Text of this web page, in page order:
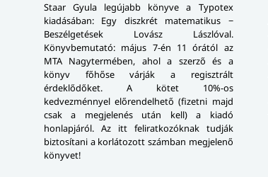
Staar Gyula legújabb könyve a Typotex
kiadásában: Egy diszkrét matematikus −
Beszélgetések Lovász Lászlóval.
Könyvbemutató: május 7-én 11 órától az
MTA Nagytermében, ahol a szerző és a
könyv főhőse várják a regisztrált
érdeklődőket. A kötet 10%-os
kedvezménnyel előrendelhető (fizetni majd
csak a megjelenés után kell) a kiadó
honlapjáról. Az itt feliratkozóknak tudják
biztosítani a korlátozott számban megjelenő
könyvet!